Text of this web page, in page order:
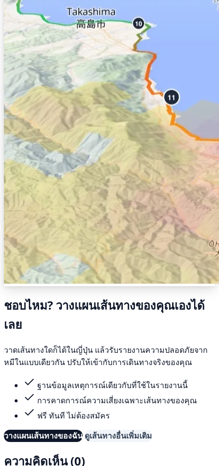
ชอบไหม? วางแผนเส้นทางของคุณเองได้
เลย
วาดเส้นทางใดก็ได้ในญี่ปุ่น แล้วรับรายงานความปลอดภัยจาก
หมีในแบบเดียวกัน ปรับให้เข้ากับการเดินทางจริงของคุณ
ฐานข้อมูลเหตุการณ์เดียวกับที่ใช้ในรายงานนี้
การคาดการณ์ความเสี่ยงเฉพาะเส้นทางของคุณ
ฟรี ทันที ไม่ต้องสมัคร
วางแผนเส้นทางของฉัน ดูเส้นทางอื่นเพิ่มเติม
ความคิดเห็น (0)